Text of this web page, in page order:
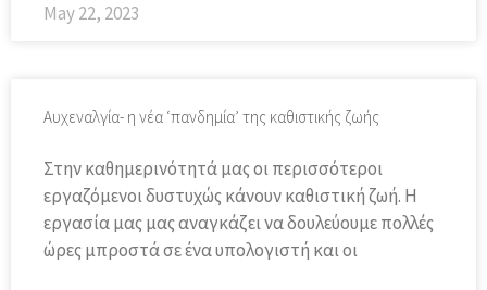
May 22, 2023
Αυχεναλγία- η νέα ‘πανδημία’ της καθιστικής ζωής
Στην καθημερινότητά μας οι περισσότεροι
εργαζόμενοι δυστυχώς κάνουν καθιστική ζωή. Η
εργασία μας μας αναγκάζει να δουλεύουμε πολλές
ώρες μπροστά σε ένα υπολογιστή και οι